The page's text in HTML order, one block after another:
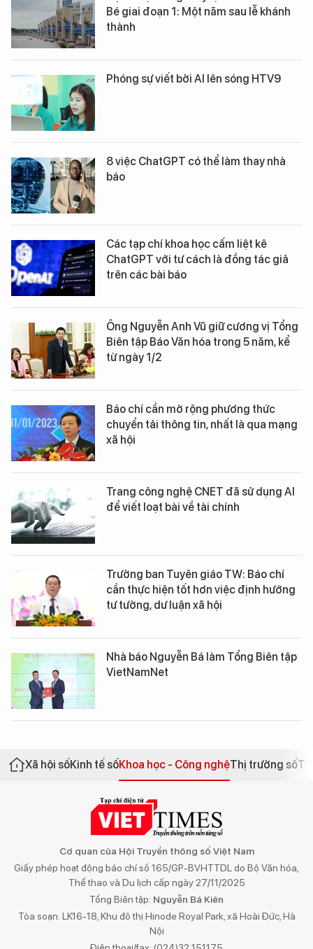
Bé giai đoạn 1: Một năm sau lễ khánh
thành
Phóng sự viết bởi AI lên sóng HTV9
8 việc ChatGPT có thể làm thay nhà
báo
Các tạp chí khoa học cấm liệt kê
ChatGPT với tư cách là đồng tác giả
trên các bài báo
Ông Nguyễn Anh Vũ giữ cương vị Tổng
Biên tập Báo Văn hóa trong 5 năm, kể
từ ngày 1/2
Báo chí cần mở rộng phương thức
chuyển tải thông tin, nhất là qua mạng
xã hội
Trang công nghệ CNET đã sử dụng AI
để viết loạt bài về tài chính
Trưởng ban Tuyên giáo TW: Báo chí
cần thực hiện tốt hơn việc định hướng
tư tưởng, dư luận xã hội
Nhà báo Nguyễn Bá làm Tổng Biên tập
VietNamNet
Xã hội sốKinh tế sốKhoa học - Công nghệThị trường số
Cơ quan của Hội Truyền thông số Việt Nam
Giấy phép hoạt động báo chí số 165/GP-BVHTTDL do Bộ Văn hóa,
Thể thao và Du lịch cấp ngày 27/11/2025
Tổng Biên tập: Nguyễn Bá Kiên
Tòa soạn: LK16-18, Khu đô thị Hinode Royal Park, xã Hoài Đức, Hà
Nội